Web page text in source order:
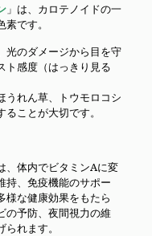
」は、カロテノイドの一
です。
光のダメージから目を守
ト感度（はっきり見る
うれん草、トウモロコシ
ことが大切です。
、体内でビタミンAに変
持、免疫機能のサポー
様な健康効果をもたら
の予防、夜間視力の維
れます。